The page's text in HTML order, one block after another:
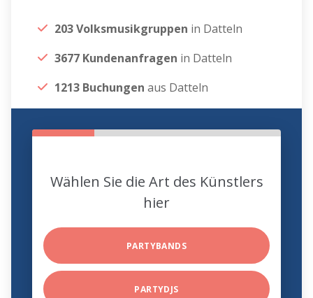
203 Volksmusikgruppen in Datteln
3677 Kundenanfragen in Datteln
1213 Buchungen aus Datteln
Wählen Sie die Art des Künstlers
hier
PARTYBANDS
PARTYDJS